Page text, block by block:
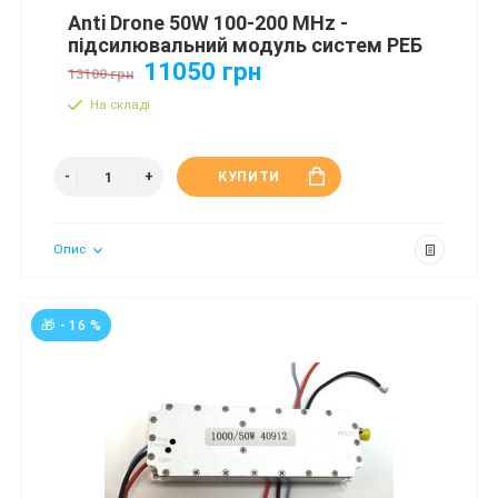
Anti Drone 50W 100-200 MHz -
підсилювальний модуль систем РЕБ
13100 грн 11050 грн
На складі
КУПИТИ
Опис
🎁 - 16 %